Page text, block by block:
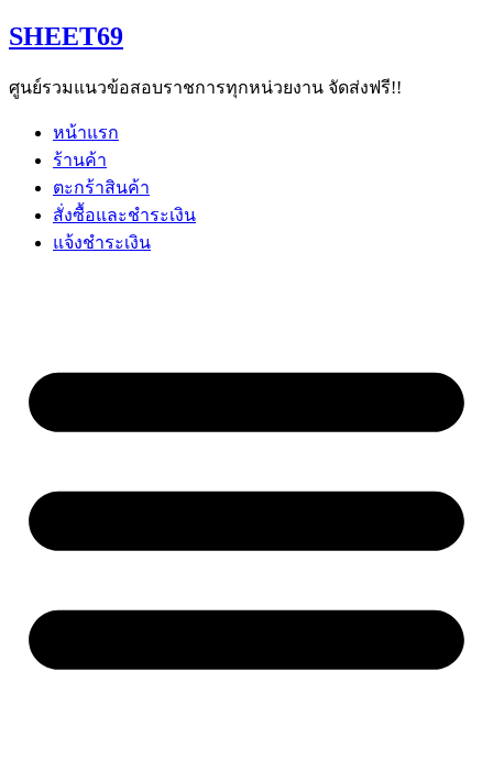
Skip
to
SHEET69
ศูนย์รวมแนวข้อสอบราชการทุกหน่วยงาน จัดส่งฟรี!!
หน้าแรก
ร้านค้า
ตะกร้าสินค้า
สั่งซื้อและชำระเงิน
แจ้งชำระเงิน